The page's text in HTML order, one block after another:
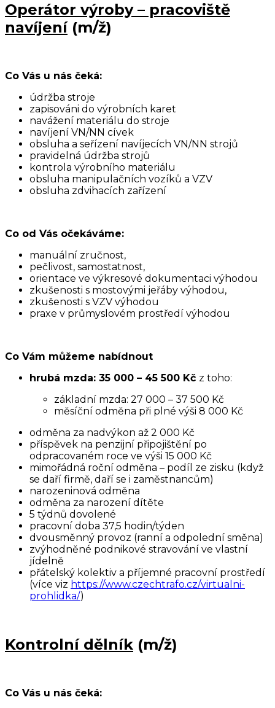
Operátor výroby – pracoviště
navíjení(m/ž)
Co Vás u nás čeká:
údržba stroje
zapisováni do výrobních karet
navážení materiálu do stroje
navíjení VN/NN cívek
obsluha a seřízení navíjecích VN/NN strojů
pravidelná údržba strojů
kontrola výrobního materiálu
obsluha manipulačních vozíků a VZV
obsluha zdvihacích zařízení
Co od Vás očekáváme:
manuální zručnost,
pečlivost, samostatnost,
orientace ve výkresové dokumentaci výhodou
zkušenosti s mostovými jeřáby výhodou,
zkušenosti s VZV výhodou
praxe v průmyslovém prostředí výhodou
Co Vám můžeme nabídnout
hrubá mzda: 35 000 – 45 500 Kč z toho:
základní mzda: 27 000 – 37 500 Kč
měsíční odměna při plné výši 8 000 Kč
odměna za nadvýkon až 2 000 Kč
příspěvek na penzijní připojištění po
odpracovaném roce ve výši 15 000 Kč
mimořádná roční odměna – podíl ze zisku (když
se daří firmě, daří se i zaměstnancům)
narozeninová odměna
odměna za narození dítěte
5 týdnů dovolené
pracovní doba 37,5 hodin/týden
dvousměnný provoz (ranní a odpolední směna)
zvýhodněné podnikové stravování ve vlastní
jídelně
přátelský kolektiv a příjemné pracovní prostředí
(více viz https://www.czechtrafo.cz/virtualni-
prohlidka/)
Kontrolní dělník (m/ž)
Co Vás u nás čeká: